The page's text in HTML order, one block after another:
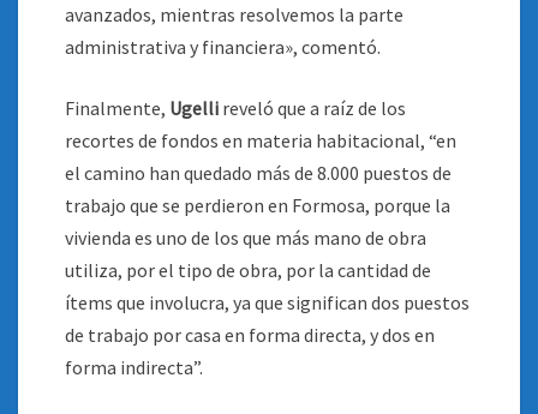
avanzados, mientras resolvemos la parte
administrativa y financiera», comentó.
Finalmente, Ugelli reveló que a raíz de los
recortes de fondos en materia habitacional, “en
el camino han quedado más de 8.000 puestos de
trabajo que se perdieron en Formosa, porque la
vivienda es uno de los que más mano de obra
utiliza, por el tipo de obra, por la cantidad de
ítems que involucra, ya que significan dos puestos
de trabajo por casa en forma directa, y dos en
forma indirecta”.